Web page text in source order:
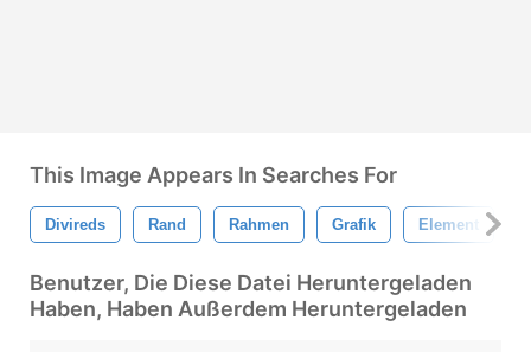
This Image Appears In Searches For
Divireds Rand Rahmen Grafik Element
Benutzer, Die Diese Datei Heruntergeladen
Haben, Haben Außerdem Heruntergeladen